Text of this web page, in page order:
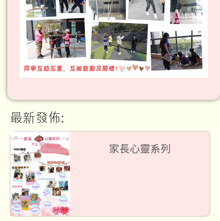
最新發佈:
家長心靈系列